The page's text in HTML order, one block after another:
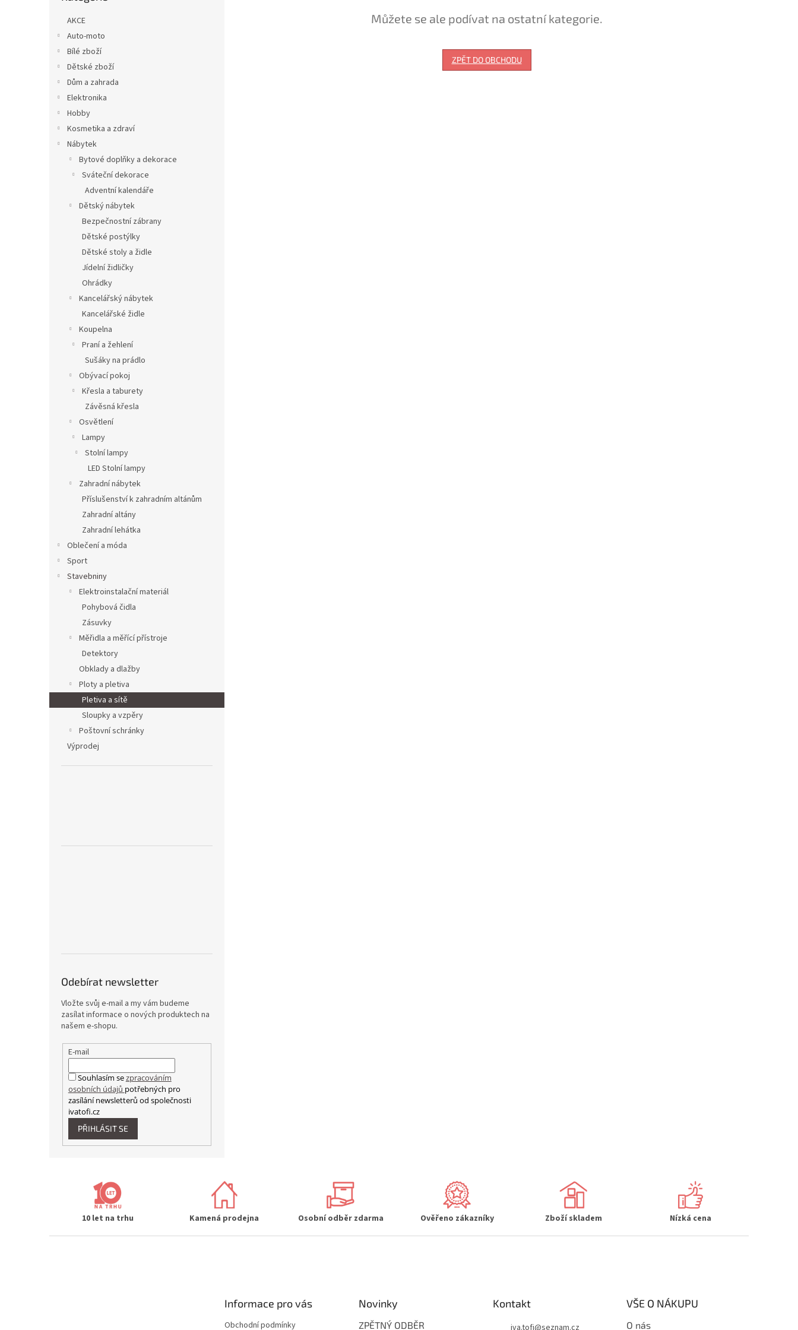
AKCE
Auto-moto
Bílé zboží
Dětské zboží
Dům a zahrada
Elektronika
Hobby
Kosmetika a zdraví
Nábytek
Bytové doplňky a dekorace
Sváteční dekorace
Adventní kalendáře
Dětský nábytek
Bezpečnostní zábrany
Dětské postýlky
Dětské stoly a židle
Jídelní židličky
Ohrádky
Kancelářský nábytek
Kancelářské židle
Koupelna
Praní a žehlení
Sušáky na prádlo
Obývací pokoj
Křesla a taburety
Závěsná křesla
Osvětlení
Lampy
Stolní lampy
LED Stolní lampy
Zahradní nábytek
Příslušenství k zahradním altánům
Zahradní altány
Zahradní lehátka
Oblečení a móda
Sport
Stavebniny
Elektroinstalační materiál
Pohybová čidla
Zásuvky
Měřidla a měřící přístroje
Detektory
Obklady a dlažby
Ploty a pletiva
Pletiva a sítě
Sloupky a vzpěry
Poštovní schránky
Výprodej
Odebírat newsletter
Vložte svůj e-mail a my vám budeme
zasílat informace o nových produktech na
našem e-shopu.
E-mail
Souhlasím sezpracováním
osobních údajů potřebných pro
zasílání newsletterů od společnosti
ivatofi.cz
PŘIHLÁSIT SE
Můžete se ale podívat na ostatní kategorie.
ZPĚT DO OBCHODU
10 let na trhu Kamená prodejna Osobní odběr zdarma Ověřeno zákazníky Zboží skladem Nízká cena
Informace pro vás
Obchodní podmínky
Novinky
ZPĚTNÝ ODBĚR
Kontakt VŠE O NÁKUPU
O nás